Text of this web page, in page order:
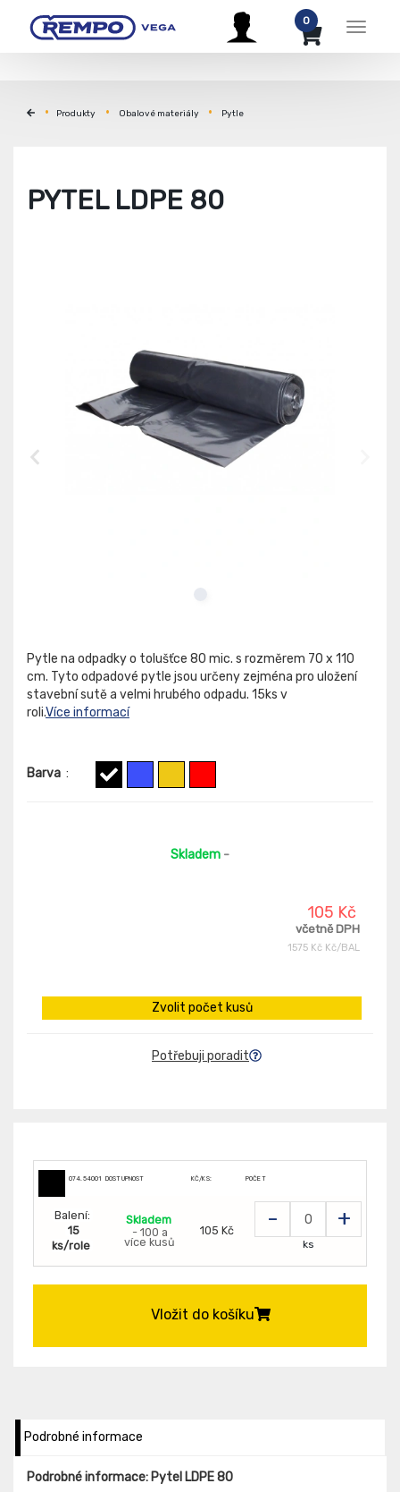
Menu
0
Produkty Obalové materiály Pytle
PYTEL LDPE 80
Pytle na odpadky o tolušťce 80 mic. s rozměrem 70 x 110
cm. Tyto odpadové pytle jsou určeny zejména pro uložení
stavební sutě a velmi hrubého odpadu. 15ks v
roli.Více informací
Barva :
Skladem -
105 Kč
včetně DPH
1575 Kč Kč/BAL
Zvolit počet kusů
Potřebuji poradit
074.54001 DOSTUPNOST KČ/KS: POČET
Balení:
15
ks/role
Skladem
- 100 a
více kusů
105 Kč - +
ks
Vložit do košíku
Podrobné informace
Podrobné informace: Pytel LDPE 80